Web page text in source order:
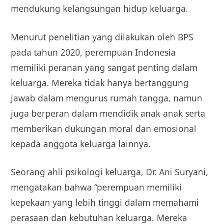
mendukung kelangsungan hidup keluarga.
Menurut penelitian yang dilakukan oleh BPS
pada tahun 2020, perempuan Indonesia
memiliki peranan yang sangat penting dalam
keluarga. Mereka tidak hanya bertanggung
jawab dalam mengurus rumah tangga, namun
juga berperan dalam mendidik anak-anak serta
memberikan dukungan moral dan emosional
kepada anggota keluarga lainnya.
Seorang ahli psikologi keluarga, Dr. Ani Suryani,
mengatakan bahwa “perempuan memiliki
kepekaan yang lebih tinggi dalam memahami
perasaan dan kebutuhan keluarga. Mereka